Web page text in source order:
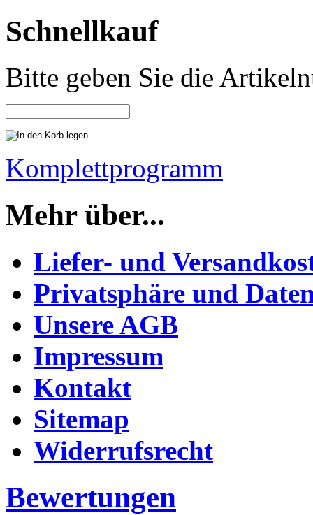
Schnellkauf
Bitte geben Sie die
Komplettprogramm
Mehr über...
Liefer- und
Privatsphäre und
Unsere AGB
Impressum
Kontakt
Sitemap
Widerrufsrecht
Bewertungen